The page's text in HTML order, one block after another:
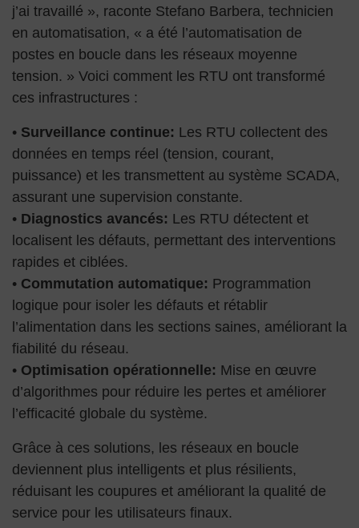
j’ai travaillé », raconte Stefano Barbera, technicien
en automatisation, « a été l’automatisation de
postes en boucle dans les réseaux moyenne
tension. » Voici comment les RTU ont transformé
ces infrastructures :
• Surveillance continue: Les RTU collectent des
données en temps réel (tension, courant,
puissance) et les transmettent au système SCADA,
assurant une supervision constante.
• Diagnostics avancés: Les RTU détectent et
localisent les défauts, permettant des interventions
rapides et ciblées.
• Commutation automatique: Programmation
logique pour isoler les défauts et rétablir
l’alimentation dans les sections saines, améliorant la
fiabilité du réseau.
• Optimisation opérationnelle: Mise en œuvre
d’algorithmes pour réduire les pertes et améliorer
l’efficacité globale du système.
Grâce à ces solutions, les réseaux en boucle
deviennent plus intelligents et plus résilients,
réduisant les coupures et améliorant la qualité de
service pour les utilisateurs finaux.